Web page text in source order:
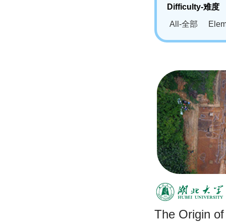
Difficulty-难度
All-全部
The Origin